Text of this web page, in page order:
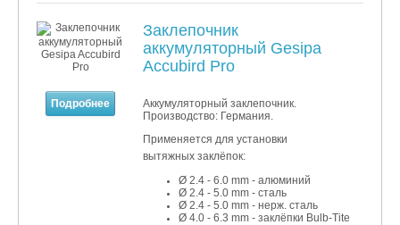
Подробнее
Заклепочник
аккумуляторный Gesipa
Accubird Pro
Аккумуляторный заклепочник.
Производство: Германия.
Применяется для установки
вытяжных заклёпок:
Ø 2.4 - 6.0 mm - алюминий
Ø 2.4 - 5.0 mm - сталь
Ø 2.4 - 5.0 mm - нерж. сталь
Ø 4.0 - 6.3 mm - заклёпки Bulb-Tite